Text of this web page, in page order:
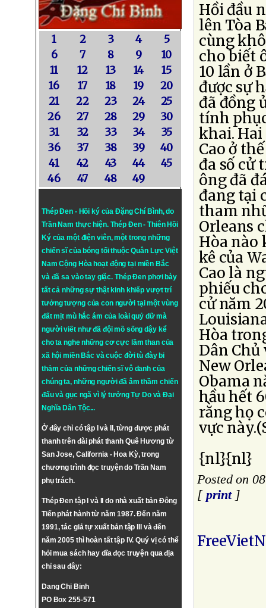
1 2 3 4
5
6
7 8 9
10
11
12 13 14
15
16
17 18 19
20
21
22 23 24
25
26
27 28 29
30
31
32 33 34
35
36
37 38 39
40
41
42 43 44
45
46
47 48 49
Thép Đen - Hồi ký của Đặng Chí Bình, do
Trần Nam thực hiện. Thép Đen- Thiên Hồi
Ký của một điện viên, một trong những
chiến sĩ của bóng tối thuộc Quân Lực Việt
Nam Cộng Hòa hoạt động tại miền Bắc
và đã sa vào tay giặc. Thép Đen phơi bày
tất cả những sự thật kinh khiếp vượt trí
tưởng tượng của con người tại một vùng
đất mịt mù hắc ám của loài quỷ dữ mà
người viết như đã đội mồ sống dậy kể
cho ta nghe những cơ cực lầm than của
xã hội miền Bắc và cuộc đời tù đày bi
thảm của những chiến sĩ vô danh của
chúng ta, những người đã âm thầm chiến
đấu và gục ngã vì lý tưởngTự DovàĐại
Nghĩa Dân Tộc...
Ở đây chỉ có tập I và II, từng được phát
thanh trên đài phát thanh Quê Hương từ
San Jose, California - Hoa Kỳ, trong
chương trình đọc truyện do Trần Nam
phụ trách.
Thép Đen tập I và II do nhà xuất bản Đông
Tiến phát hành từ năm 1987. Đến năm
1991, tác giả tự xuất bản tập III và đến
năm 2005 thì hoàn tất tập IV. Quý vị có thể
hỏi mua sách hay dĩa đọc truyện qua địa
chỉ sau đây:
Dang Chi Binh
PO Box 255-571
Hồi đầu
lên Tòa
cùng
cho biết
10 lần ở
được sự
đã đồng
tính
khai. Hai
Cao ở
đa số cử
ông đã
đang tại
tham
Orleans
Hòa nào
kê của
Cao là
phiếu
cử năm
Hòa
Dân
New
Obama
hầu hết
rằng họ
vực
{nl}{nl}
Posted on
[ print]